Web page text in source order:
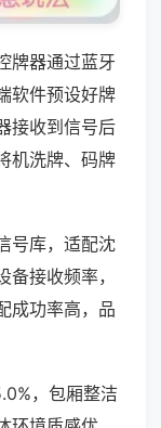
牌器通过蓝牙
软件预设好牌
接收到信号后
机洗牌、码牌
号库，适配沈
接收频率，
成功率高，品
，包厢整洁